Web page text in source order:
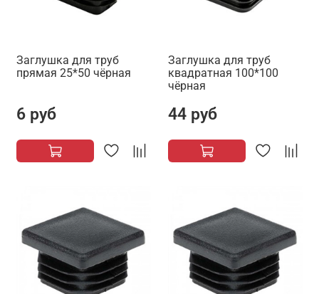
Заглушка для труб
прямая 25*50 чёрная
6 руб
Заглушка для труб
квадратная 100*100
чёрная
44 руб